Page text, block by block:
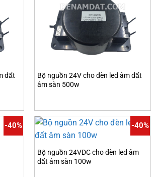
đất
Bộ nguồn 24V cho đèn led âm đất
âm sàn 500w
-40% -40%
Bộ nguồn 24VDC cho đèn led âm
đất âm sàn 100w